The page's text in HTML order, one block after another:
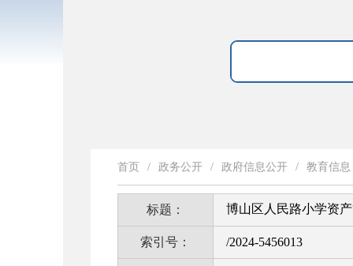
首页 / 政务公开 / 政府信息公开 / 教育信息
标题： 博山区人民路小学资
索引号： /2024-5456013